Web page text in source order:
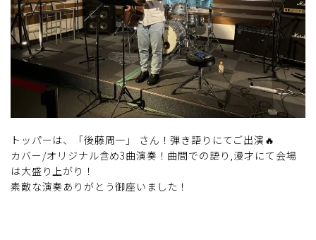
トッパーは、「後藤周一」 さん！弾き語りにてご出演🔥
カバー/オリジナル含め3曲演奏！曲間での語り,漫才にて会場
は大盛り上がり！
素敵な演奏ありがとう御座いました！